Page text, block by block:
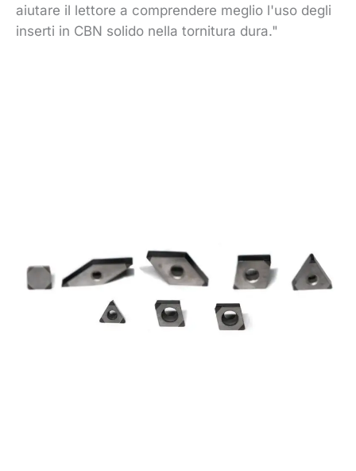
aiutare il lettore a comprendere meglio l'uso degli
inserti in CBN solido nella tornitura dura."